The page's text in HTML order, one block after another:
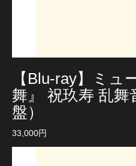
【Blu-ray】ミュ
舞』 祝玖寿 乱舞
盤）
33,000円